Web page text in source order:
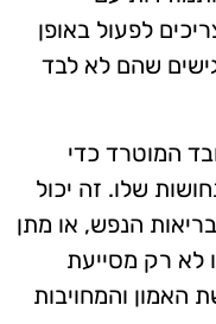
לפעול באופן
שהם לא לבד
המוטרד כדי
שלו. זה יכול
הנפש, או מתן
לא רק מסייעת
והמחויבות